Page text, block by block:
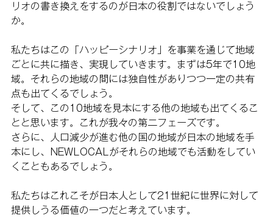
リオの書き換えをするのが日本の役割ではないでしょう
か。
私たちはこの「ハッピーシナリオ」を事業を通じて地域
ごとに共に描き、実現していきます。まずは5年で10地
域。それらの地域の間には独自性がありつつ一定の共有
点も出てくるでしょう。
そして、この10地域を見本にする他の地域も出てくるこ
とと思います。これが我々の第二フェーズです。
さらに、人口減少が進む他の国の地域が日本の地域を手
本にし、NEWLOCALがそれらの地域でも活動をしてい
くこともあるでしょう。
私たちはこれこそが日本人として21世紀に世界に対して
提供しうる価値の一つだと考えています。